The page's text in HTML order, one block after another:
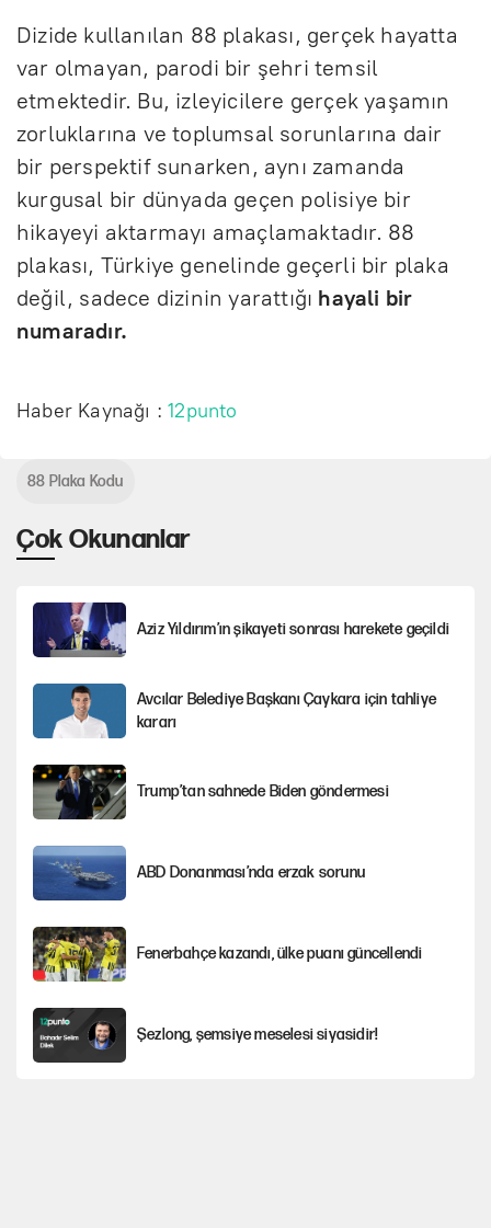
Dizide kullanılan 88 plakası, gerçek hayatta
var olmayan, parodi bir şehri temsil
etmektedir. Bu, izleyicilere gerçek yaşamın
zorluklarına ve toplumsal sorunlarına dair
bir perspektif sunarken, aynı zamanda
kurgusal bir dünyada geçen polisiye bir
hikayeyi aktarmayı amaçlamaktadır. 88
plakası, Türkiye genelinde geçerli bir plaka
değil, sadece dizinin yarattığı hayali bir
numaradır.
Haber Kaynağı :12punto
Çok Okunanlar
Aziz Yıldırım’ın şikayeti sonrası harekete geçildi
Avcılar Belediye Başkanı Çaykara için tahliye
kararı
Trump’tan sahnede Biden göndermesi
ABD Donanması’nda erzak sorunu
Fenerbahçe kazandı, ülke puanı güncellendi
Şezlong, şemsiye meselesi siyasidir!
88 Plaka Kodu